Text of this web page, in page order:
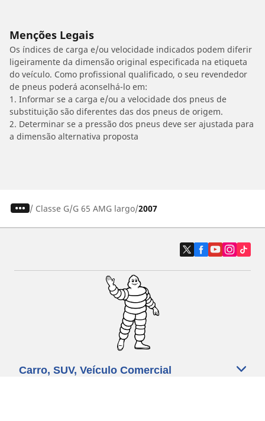
Menções Legais
Os índices de carga e/ou velocidade indicados podem diferir
ligeiramente da dimensão original especificada na etiqueta
do veículo. Como profissional qualificado, o seu revendedor
de pneus poderá aconselhá-lo em:
1. Informar se a carga e/ou a velocidade dos pneus de
substituição são diferentes das dos pneus de origem.
2. Determinar se a pressão dos pneus deve ser ajustada para
a dimensão alternativa proposta
/ Classe G G 65 AMG largo 2007
Carro, SUV, Veículo Comercial